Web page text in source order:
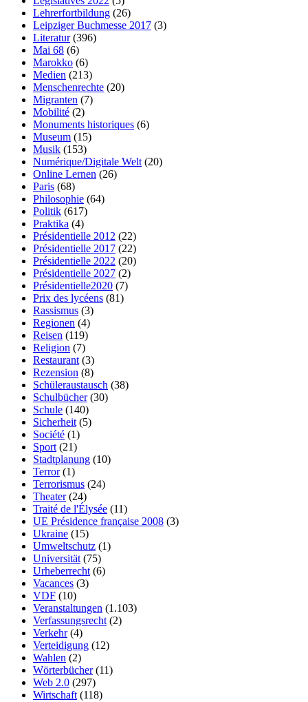
Lehrerfortbildung (26)
Leipziger Buchmesse 2017 (3)
Literatur(396)
Mai 68 (6)
Marokko (6)
Medien (213)
Menschenrechte (20)
Migranten (7)
Mobilité (2)
Monuments historiques (6)
Museum (15)
Musik (153)
Numérique/Digitale Welt (20)
Online Lernen (26)
Paris (68)
Philosophie (64)
Politik (617)
Praktika (4)
Présidentielle 2012 (22)
Présidentielle 2017 (22)
Présidentielle 2022 (20)
Présidentielle 2027 (2)
Présidentielle2020 (7)
Prix des lycéens (81)
Rassismus (3)
Regionen (4)
Reisen (119)
Religion (7)
Restaurant (3)
Rezension (8)
Schüleraustausch (38)
Schulbücher(30)
Schule (140)
Sicherheit (5)
Société (1)
Sport (21)
Stadtplanung (10)
Terror(1)
Terrorismus (24)
Theater(24)
Traité de l'Élysée (11)
UE Présidence française 2008 (3)
Ukraine (15)
Umweltschutz (1)
Universität (75)
Urheberrecht (6)
Vacances (3)
VDF (10)
Veranstaltungen (1.103)
Verfassungsrecht (2)
Verkehr(4)
Verteidigung (12)
Wahlen (2)
Wörterbücher(11)
Web 2.0 (297)
Wirtschaft (118)